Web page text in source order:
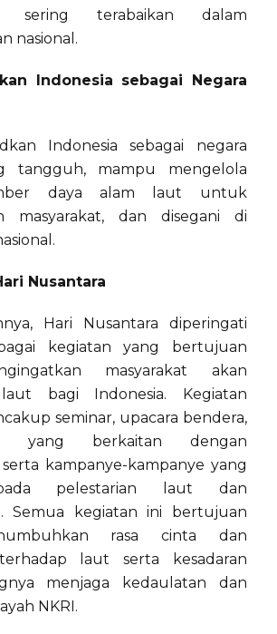
sering terabaikan dalam
nasional.
Indonesia sebagai Negara
Indonesia sebagai negara
tangguh, mampu mengelola
daya alam laut untuk
masyarakat, dan disegani di
Nusantara
Hari Nusantara diperingati
kegiatan yang bertujuan
masyarakat akan
bagi Indonesia. Kegiatan
seminar, upacara bendera,
yang berkaitan dengan
kampanye-kampanye yang
pelestarian laut dan
Semua kegiatan ini bertujuan
rasa cinta dan
laut serta kesadaran
menjaga kedaulatan dan
NKRI.